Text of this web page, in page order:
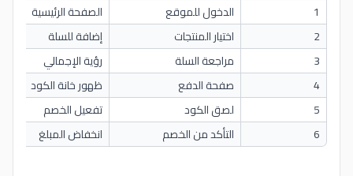
1 الدخول للموقع
الصفحة الرئيسية
2
اختيار المنتجات
إضافة للسلة
3
مراجعة السلة
رؤية الإجمالي
4
صفحة الدفع
ظهور خانة الكود
5
لصق الكود
تفعيل الخصم
6
التأكد من الخصم انخفاض المبلغ